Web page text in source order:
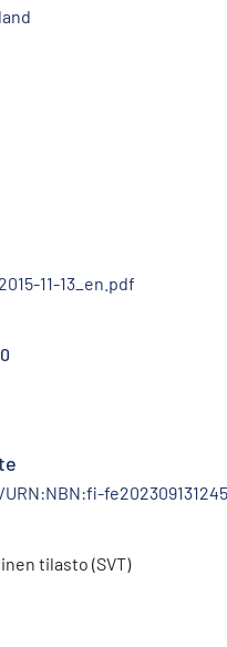
11-13_en.pdf
tilasto (SVT)